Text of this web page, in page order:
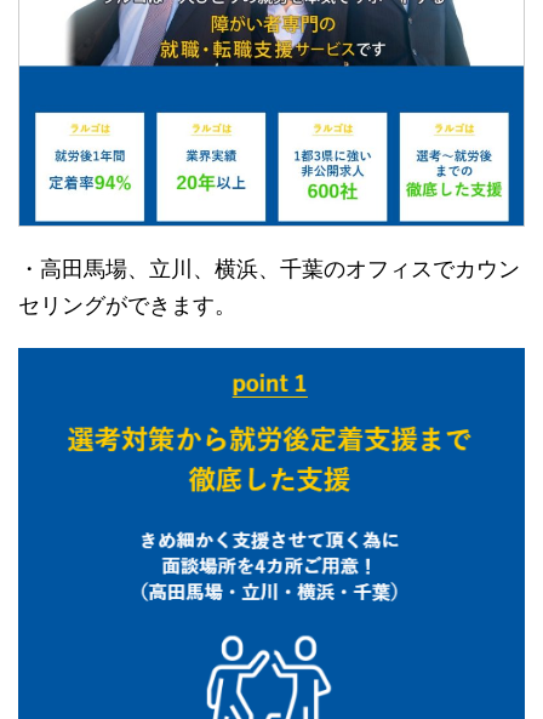
・高田馬場、立川、横浜、千葉のオフィスでカウン
セリングができます。